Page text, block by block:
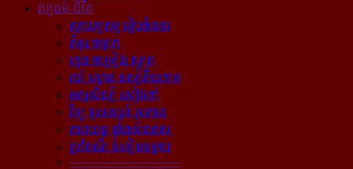
វប្បធម៌-ជីវិត
ស្ថាបត្យកម្ម រៀបចំនគរ
គំនូរ ចម្លាក់
ភ្លេង ចម្រៀង ស្មូត្រ
របាំ ល្ខោន ទស្សនីយភាព
អក្សសិល្ប៍ សៀវភៅ
វិទ្យុ ទូរទស្សន៍ រូបភាព
ភាពយន្ដ ផ្ទាំងសំពត់ស
ប្រពៃណី ទំនៀមទម្លាប់
----------------------------